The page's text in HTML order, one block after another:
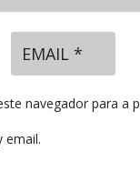
navegador para a
email.